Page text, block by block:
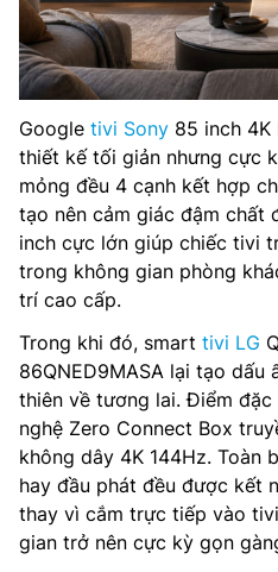
Google tivi Sony 85 inch
thiết kế tối giản nhưng cực
mỏng đều 4 cạnh kết hợp
tạo nên cảm giác đậm chất
inch cực lớn giúp chiếc tivi
trong không gian phòng
trí cao cấp.
Trong khi đó, smart tivi LG
86QNED9MASA lại tạo dấu
thiên về tương lai. Điểm
nghệ Zero Connect Box
không dây 4K 144Hz. Toàn
hay đầu phát đều được kết
thay vì cắm trực tiếp vào
gian trở nên cực kỳ gọn